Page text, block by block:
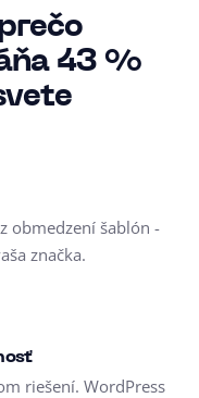
43 %
obmedzení šablón -
značka.
riešení. WordPress